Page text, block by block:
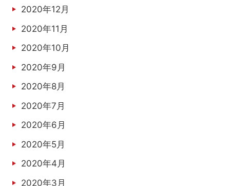
2020年12月
2020年11月
2020年10月
2020年9月
2020年8月
2020年7月
2020年6月
2020年5月
2020年4月
2020年3月